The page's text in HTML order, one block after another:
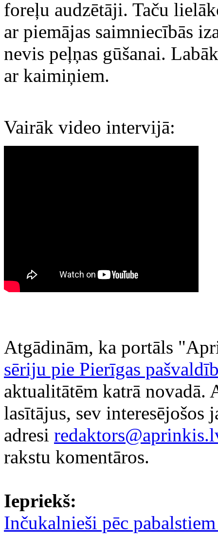
foreļu audzētāji. Taču
ar piemājas saimniecībās
nevis peļņas gūšanai.
ar kaimiņiem.
Vairāk video intervijā:
Atgādinām, ka portāls
sēriju pie Pierīgas
aktualitātēm katrā novadā.
lasītājus, sev interesējošos
adresi
rakstu komentāros.
Iepriekš:
Inčukalnieši pēc